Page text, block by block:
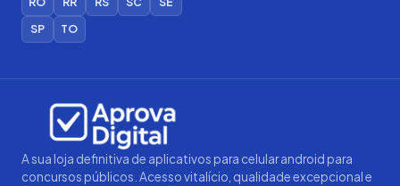
SP
TO
A sua loja definitiva de aplicativos para celular android para
concursos públicos. Acesso vitalício, qualidade excepcional e